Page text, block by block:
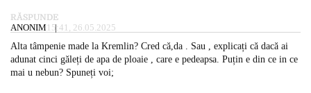
RĂSPUNDE
ANONIM 15:41, 26.05.2025
Alta tâmpenie made la Kremlin? Cred că,da . Sau , explicați că dacă ai
adunat cinci găleți de apa de ploaie , care e pedeapsa. Puțin e din ce in ce
mai u nebun? Spuneți voi;